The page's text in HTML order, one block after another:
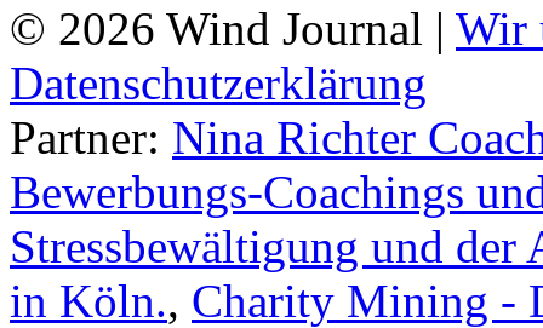
© 2026 Wind Journal | Wir
Datenschutzerklärung
Partner: Nina Richter
Bewerbungs-Coachings
Stressbewältigung und
in Köln., Charity Mining -